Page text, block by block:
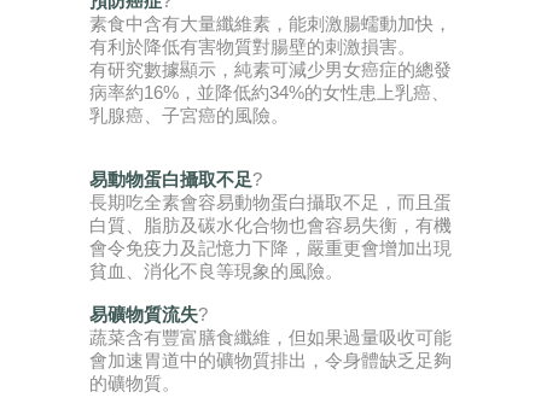
素食中含有大量纖維素，能刺激腸蠕動加快，
有利於降低有害物質對腸壁的刺激損害。
有研究數據顯示，純素可減少男女癌症的總發
病率約16%，並降低約34%的女性患上乳癌、
乳腺癌、子宮癌的風險。
易動物蛋白攝取不足?
長期吃全素會容易動物蛋白攝取不足，而且蛋
白質、脂肪及碳水化合物也會容易失衡，有機
會令免疫力及記憶力下降，嚴重更會增加出現
貧血、消化不良等現象的風險。
易礦物質流失?
蔬菜含有豐富膳食纖維，但如果過量吸收可能
會加速胃道中的礦物質排出，令身體缺乏足夠
的礦物質。